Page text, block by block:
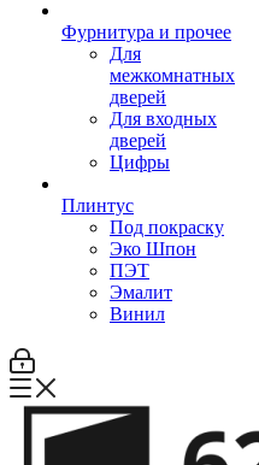
Фурнитура и прочее
Для
межкомнатных
дверей
Для входных
дверей
Цифры
Плинтус
Под покраску
Эко Шпон
ПЭТ
Эмалит
Винил